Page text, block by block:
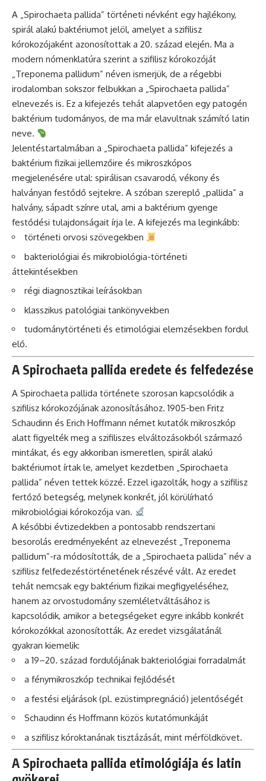
A „Spirochaeta pallida” történeti névként egy hajlékony,
spirál alakú baktériumot jelöl, amelyet a szifilisz
kórokozójaként azonosítottak a 20. század elején. Ma a
modern nómenklatúra szerint a szifilisz kórokozóját
„Treponema pallidum” néven ismerjük, de a régebbi
irodalomban sokszor felbukkan a „Spirochaeta pallida”
elnevezés is. Ez a kifejezés tehát alapvetően egy patogén
baktérium tudományos, de ma már elavultnak számító latin
neve.
Jelentéstartalmában a „Spirochaeta pallida” kifejezés a
baktérium fizikai jellemzőire és mikroszkópos
megjelenésére utal: spirálisan csavarodó, vékony és
halványan festődő sejtekre. A szóban szereplő „pallida” a
halvány, sápadt színre utal, ami a baktérium gyenge
festődési tulajdonságait írja le. A kifejezés ma leginkább:
történeti orvosi szövegekben
bakteriológiai és mikrobiológia-történeti
áttekintésekben
régi diagnosztikai leírásokban
klasszikus patológiai tankönyvekben
tudománytörténeti és etimológiai elemzésekben fordul
elő.
A Spirochaeta pallida eredete és felfedezése
A Spirochaeta pallida története szorosan kapcsolódik a
szifilisz kórokozójának azonosításához. 1905-ben Fritz
Schaudinn és Erich Hoffmann német kutatók mikroszkóp
alatt figyelték meg a szifiliszes elváltozásokból származó
mintákat, és egy akkoriban ismeretlen, spirál alakú
baktériumot írtak le, amelyet kezdetben „Spirochaeta
pallida” néven tettek közzé. Ezzel igazolták, hogy a szifilisz
fertőző betegség, melynek konkrét, jól körülírható
mikrobiológiai kórokozója van.
A későbbi évtizedekben a pontosabb rendszertani
besorolás eredményeként az elnevezést „Treponema
pallidum”-ra módosították, de a „Spirochaeta pallida” név a
szifilisz felfedezéstörténetének részévé vált. Az eredet
tehát nemcsak egy baktérium fizikai megfigyeléséhez,
hanem az orvostudomány szemléletváltásához is
kapcsolódik, amikor a betegségeket egyre inkább konkrét
kórokozókkal azonosították. Az eredet vizsgálatánál
gyakran kiemelik:
a 19–20. század fordulójának bakteriológiai forradalmát
a fénymikroszkóp technikai fejlődését
a festési eljárások (pl. ezüstimpregnáció) jelentőségét
Schaudinn és Hoffmann közös kutatómunkáját
a szifilisz kóroktanának tisztázását, mint mérföldkövet.
A Spirochaeta pallida etimológiája és latin